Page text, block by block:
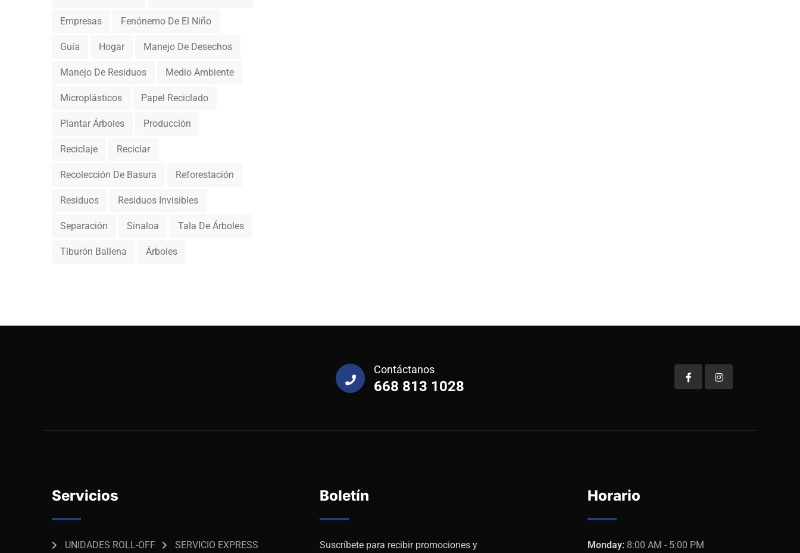
Empresas Fenónemo De El Niño
Guía Hogar Manejo De Desechos
Manejo De Residuos Medio Ambiente
Microplásticos Papel Reciclado
Plantar Árboles Producción
Reciclaje Reciclar
Recolección De Basura Reforestación
Residuos Residuos Invisibles
Separación Sinaloa Tala De Árboles
Tiburón Ballena Árboles
Contáctanos
668 813 1028
Servicios
UNIDADES ROLL-OFF SERVICIO EXPRESS
Boletín
Suscríbete para recibir promociones y
Horario
Monday: 8:00 AM - 5:00 PM